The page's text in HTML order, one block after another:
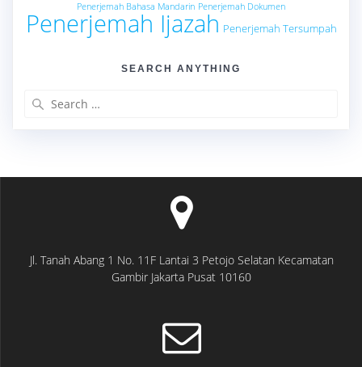
Penerjemah Bahasa Mandarin Penerjemah Dokumen
Penerjemah Ijazah Penerjemah Tersumpah
SEARCH ANYTHING
Jl. Tanah Abang 1 No. 11F Lantai 3 Petojo Selatan Kecamatan
Gambir Jakarta Pusat 10160